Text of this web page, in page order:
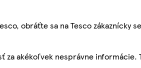
obráťte sa na Tesco zákaznícky
za akékoľvek nesprávne informácie.